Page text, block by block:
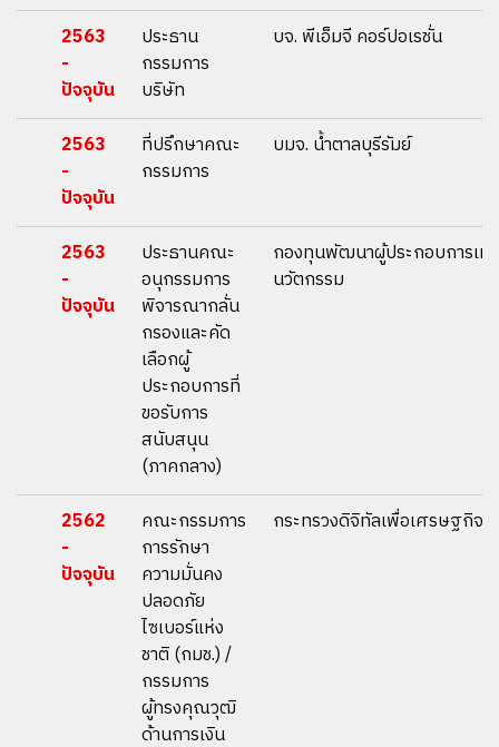
2563
-
ปัจจุบัน
ประธาน
กรรมการ
บริษัท
บจ. พีเอ็มจี คอร์ปอเรชั่น
2563
-
ปัจจุบัน
ที่ปรึกษาคณะ
กรรมการ
บมจ. น้ำตาลบุรีรัมย์
2563
-
ปัจจุบัน
ประธานคณะ
อนุกรรมการ
พิจารณากลั่น
กรองและคัด
เลือกผู้
ประกอบการที่
ขอรับการ
สนับสนุน
(ภาคกลาง)
กองทุนพัฒนาผู้ประกอบการเทค
นวัตกรรม
2562
-
ปัจจุบัน
คณะกรรมการ
การรักษา
ความมั่นคง
ปลอดภัย
ไซเบอร์แห่ง
ชาติ (กมช.) /
กรรมการ
ผู้ทรงคุณวุฒิ
ด้านการเงิน
กระทรวงดิจิทัลเพื่อเศรษฐกิจ